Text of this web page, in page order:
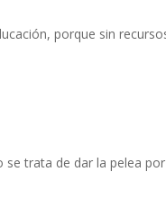
porque sin
trata de dar la pelea